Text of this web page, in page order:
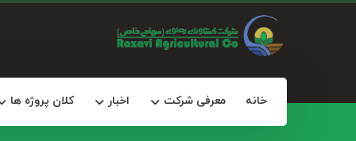
خانه معرفی شرکت اخبار کلان پروژه ها